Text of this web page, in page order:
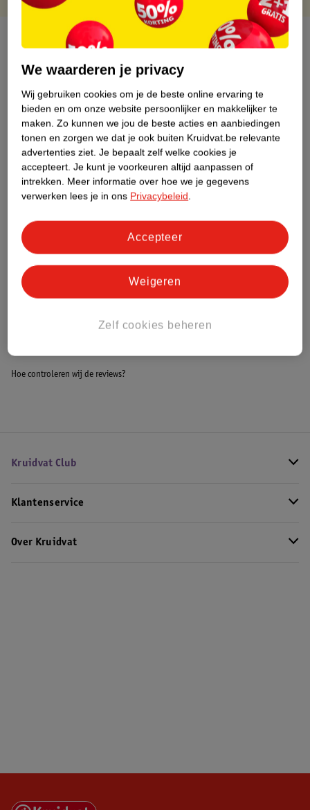
Over dit product
Productinformatie
Etiketinformatie
Nature Impact Score
Dit product heeft (nog) geen Nature
Impact Score.
Meer informatie
Bestel & Bezorginformatie
Hoe controleren wij de reviews?
Kruidvat Club
Klantenservice
Over Kruidvat
We waarderen je privacy
Wij gebruiken cookies om je de beste online ervaring te
bieden en om onze website persoonlijker en makkelijker te
maken. Zo kunnen we jou de beste acties en aanbiedingen
tonen en zorgen we dat je ook buiten Kruidvat.be relevante
advertenties ziet. Je bepaalt zelf welke cookies je
accepteert. Je kunt je voorkeuren altijd aanpassen of
intrekken. Meer informatie over hoe we je gegevens
verwerken lees je in ons Privacybeleid.
Zelf cookies beheren
Weigeren
Accepteer